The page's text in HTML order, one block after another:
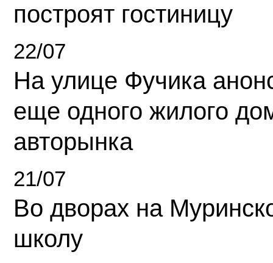
построят гостиницу
22/07
На улице Фучика
еще одного жилого
авторынка
21/07
Во дворах на
школу